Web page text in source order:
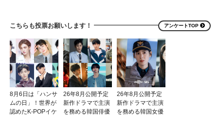
こちらも投票お願いします！ アンケートTOP
8月6日は「ハンサ
ムの日」！世界が
認めたK-POPイケ
26年8月公開予定
新作ドラマで主演
を務める韓国俳優
26年8月公開予定
新作ドラマで主演
を務める韓国女優